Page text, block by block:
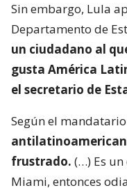
Sin embargo, Lula
Departamento de
un ciudadano al
gusta América
el secretario de
Según el
frustrado. (…) Es
Miami, entonces